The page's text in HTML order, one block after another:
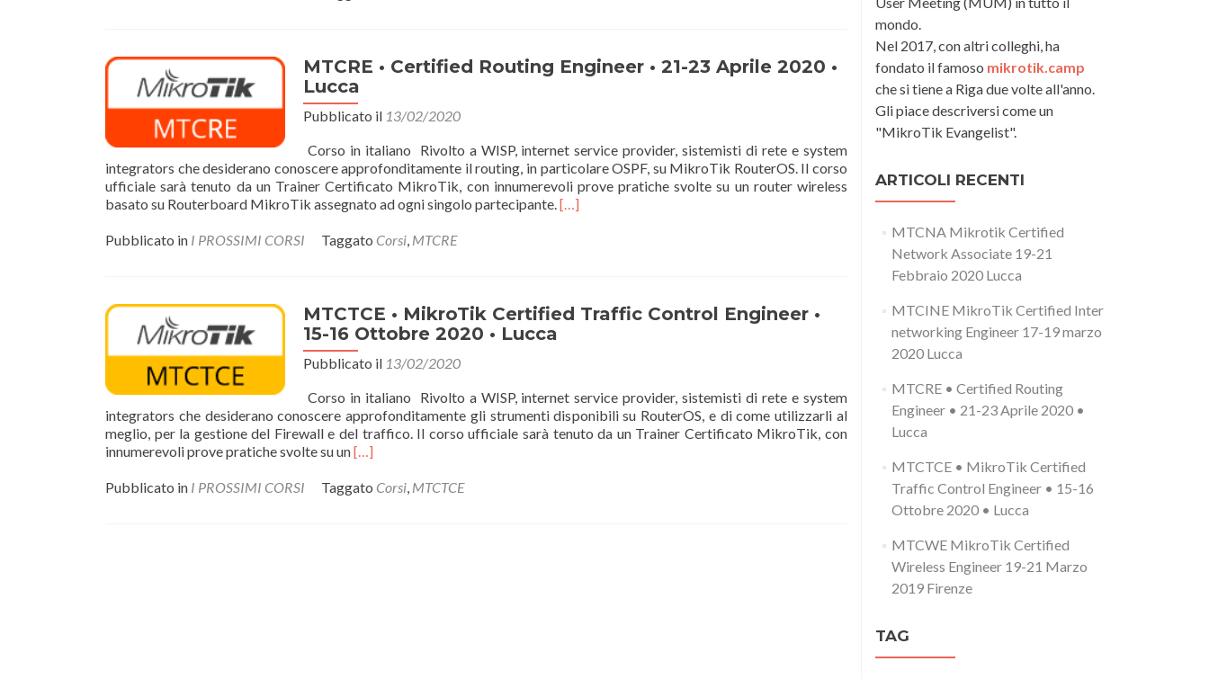
networking
marzo
2020
Lucca
MTCRE • Certified Routing Engineer • 21-23 Aprile 2020 •
Lucca
Pubblicato il 13/02/2020
Corso in italiano Rivolto a WISP, internet service provider, sistemisti di rete e system
integrators che desiderano conoscere approfonditamente il routing, in particolare OSPF, su MikroTik RouterOS. Il corso
ufficiale sarà tenuto da un Trainer Certificato MikroTik, con innumerevoli prove pratiche svolte su un router wireless
basato su Routerboard MikroTik assegnato ad ogni singolo partecipante.Leggi
Engineer
2020
•
Lucca
[…]
Pubblicato in I PROSSIMI CORSI Taggato Corsi, MTCRE
MTCTCE • MikroTik Certified Traffic Control Engineer •
15-16 Ottobre 2020 • Lucca
Pubblicato il 13/02/2020
Corso in italiano Rivolto a WISP, internet service provider, sistemisti di rete e system
integrators che desiderano conoscere approfonditamente gli strumenti disponibili su RouterOS, e di come utilizzarli al
meglio, per la gestione del Firewall e del traffico. Il corso ufficiale sarà tenuto da un Trainer Certificato MikroTik, con
innumerevoli prove pratiche svolte su unLeggi
piùMTCTCE
[…]
Pubblicato in I PROSSIMI CORSI Taggato Corsi, MTCTCE
mondo.
Nel 2017, con altri colleghi, ha
fondato il famoso mikrotik.camp
che si tiene a Riga due volte all'anno.
Gli piace descriversi come un
"MikroTik Evangelist".
ARTICOLI RECENTI
MTCNA Mikrotik Certified
Network Associate 19-21
Febbraio 2020 Lucca
MTCINE MikroTik Certified Inter
networking Engineer 17-19 marzo
2020 Lucca
MTCRE • Certified Routing
Engineer • 21-23 Aprile 2020 •
Lucca
MTCTCE • MikroTik Certified
Traffic Control Engineer • 15-16
Ottobre 2020 • Lucca
MTCWE MikroTik Certified
Wireless Engineer 19-21 Marzo
2019 Firenze
TAG